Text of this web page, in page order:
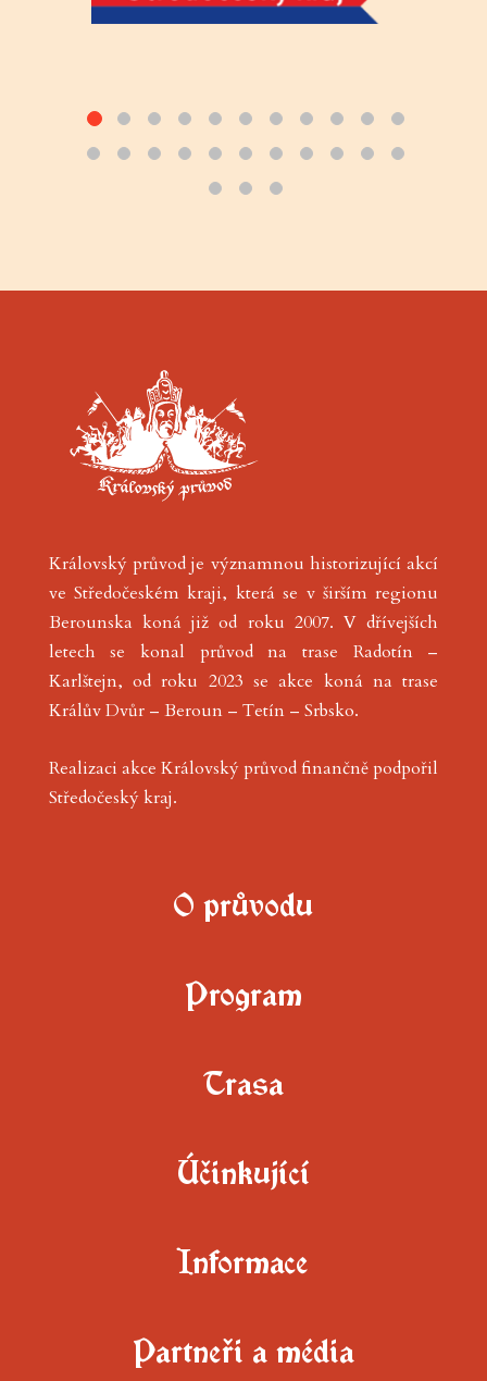
Previous
Královský průvod je významnou historizující akcí
ve Středočeském kraji, která se v širším regionu
Berounska koná již od roku 2007. V dřívejších
letech se konal průvod na trase Radotín –
Karlštejn, od roku 2023 se akce koná na trase
Králův Dvůr – Beroun – Tetín – Srbsko.
Realizaci akce Královský průvod finančně podpořil
Středočeský kraj.
O průvodu
Program
Trasa
Účinkující
Informace
Partneři a média